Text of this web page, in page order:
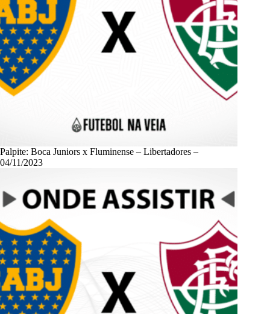
Palpite: Boca Juniors x Fluminense – Libertadores –
04/11/2023